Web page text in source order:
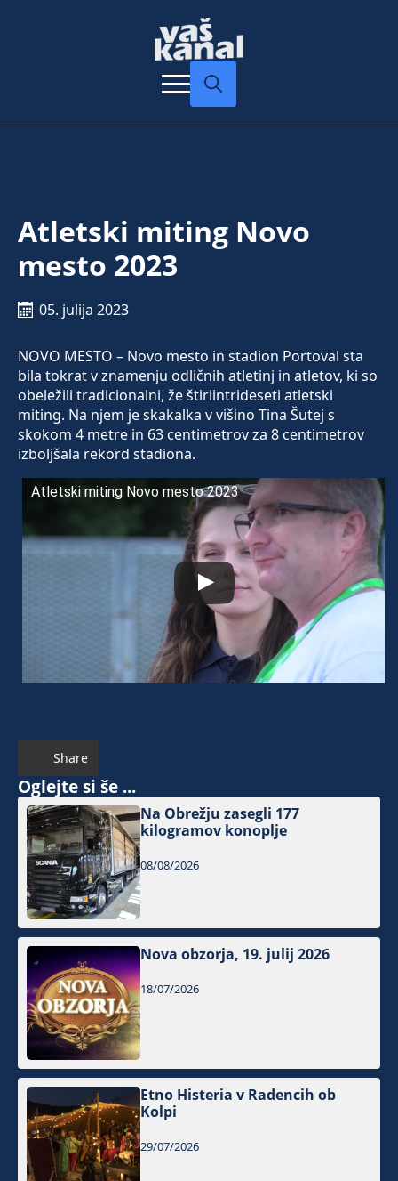
Atletski miting Novo
mesto 2023
05. julija 2023
NOVO MESTO – Novo mesto in stadion Portoval sta
bila tokrat v znamenju odličnih atletinj in atletov, ki so
obeležili tradicionalni, že štiriintrideseti atletski
miting. Na njem je skakalka v višino Tina Šutej s
skokom 4 metre in 63 centimetrov za 8 centimetrov
izboljšala rekord stadiona.
Atletski miting Novo mesto 2023
Share
Oglejte si še ...
Na Obrežju zasegli 177
kilogramov konoplje
08/08/2026
Nova obzorja, 19. julij 2026
18/07/2026
Etno Histeria v Radencih ob
Kolpi
29/07/2026